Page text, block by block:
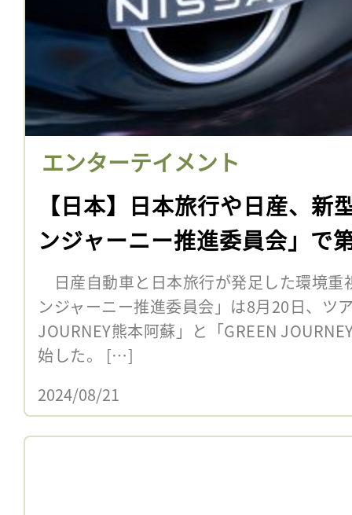
エンターテイメント
【日本】日本旅行や日産、新
ンジャーニー推進委員会」で
日産自動車と日本旅行が発足した環境重
ンジャーニー推進委員会」は8月20日、ツ
JOURNEY熊本阿蘇」と「GREEN
始した。 […]
2024/08/21